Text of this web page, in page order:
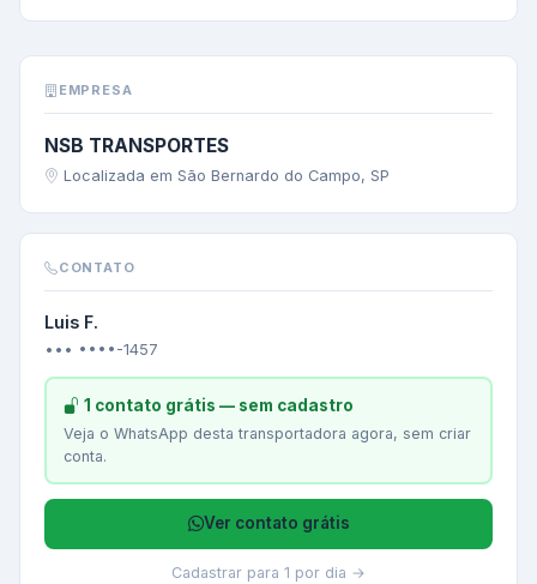
EMPRESA
NSB TRANSPORTES
Localizada em São Bernardo do Campo, SP
CONTATO
Luis F.
••• ••••-1457
1 contato grátis — sem cadastro
Veja o WhatsApp desta transportadora agora, sem criar
conta.
Ver contato grátis
Cadastrar para 1 por dia →